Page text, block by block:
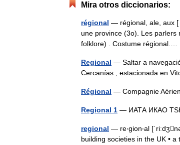
Mira otros diccionarios:
régional — régional, ale, aux [
une province (3o). Les
folklore) . Costume
Regional — Saltar a
Cercanías , estacionada en
Régional — Compagnie
Regional 1 — ИАТА ИКАО
regional — re‧gion‧al
building societies in the UK •